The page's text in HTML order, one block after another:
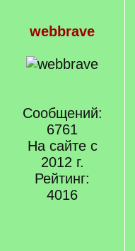
webbrave
Сообщений:
6761
На сайте с
2012 г.
Рейтинг:
4016